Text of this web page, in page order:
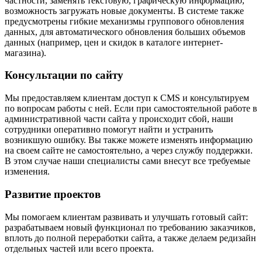
возможность загружать новые документы. В системе также
предусмотрены гибкие механизмы группового обновления
данных, для автоматического обновления больших объемов
данных (например, цен и скидок в каталоге интернет-
магазина).
Консультации по сайту
Мы предоставляем клиентам доступ к CMS и консультируем
по вопросам работы с ней. Если при самостоятельной работе в
административной части сайта у происходит сбой, наши
сотрудники оперативно помогут найти и устранить
возникшую ошибку. Вы также можете изменять информацию
на своем сайте не самостоятельно, а через службу поддержки.
В этом случае наши специалисты сами внесут все требуемые
изменения.
Развитие проектов
Мы помогаем клиентам развивать и улучшать готовый сайт:
разрабатываем новый функционал по требованию заказчиков,
вплоть до полной переработки сайта, а также делаем редизайн
отдельных частей или всего проекта.